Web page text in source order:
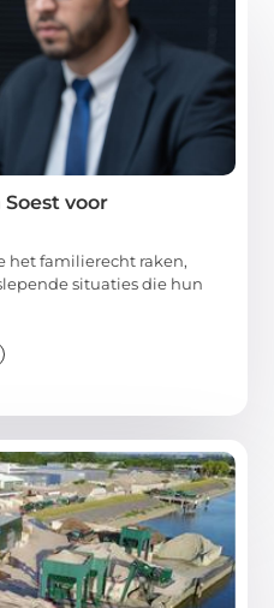
voor
het familierecht raken,
situaties die hun